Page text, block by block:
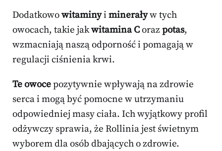
Dodatkowowitaminyi mineraływ tych
owocach, takie jakwitamina Corazpotas,
wzmacniają naszą odporność i pomagają w
regulacji ciśnienia krwi.
Te owocepozytywnie wpływają na zdrowie
serca i mogą być pomocne w utrzymaniu
odpowiedniej masy ciała. Ich wyjątkowy profil
odżywczy sprawia, że Rollinia jest świetnym
wyborem dla osób dbających o zdrowie.